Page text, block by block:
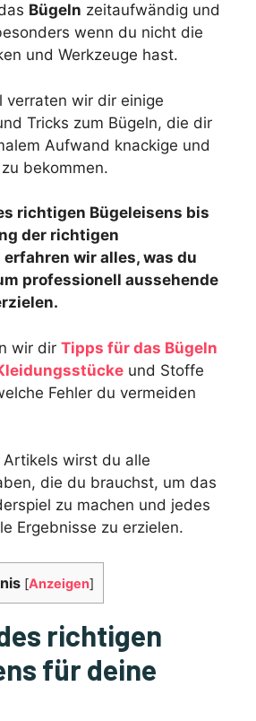
Bügeln zeitaufwändig und
wenn du nicht die
und Werkzeuge hast.
verraten wir dir einige
Tricks zum Bügeln, die dir
Aufwand knackige und
bekommen.
richtigen Bügeleisens bis
der richtigen
wir alles, was du
professionell aussehende
wir dir Tipps für das Bügeln
und Stoffe
Fehler du vermeiden
wirst du alle
die du brauchst, um das
zu machen und jedes
Ergebnisse zu erzielen.
[Anzeigen]
richtigen
für deine